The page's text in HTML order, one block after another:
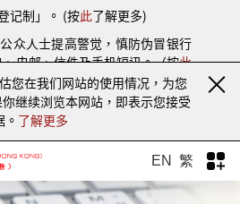
记制」。 (按此了解更多)
众人士提高警觉，慎防伪冒银行
电邮、信件及手机短讯。（按此
您在我们网站的使用情况，为您
继续浏览本网站，即表示您接受
了解更多
EN 繁